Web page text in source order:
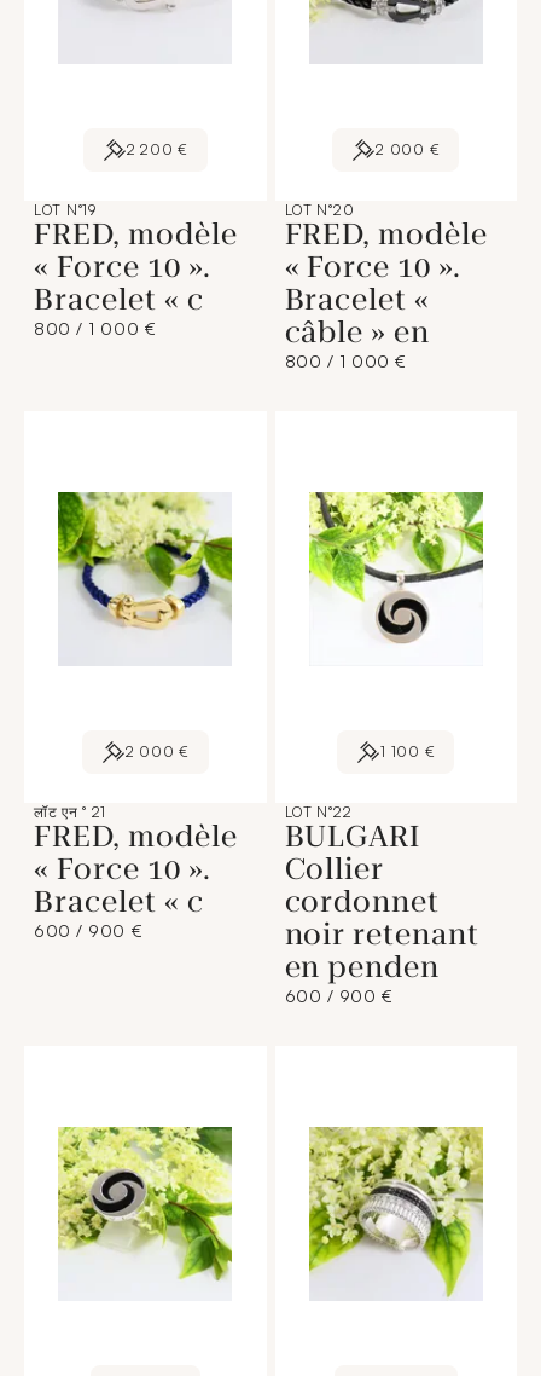
2 200 €
LOT N°19
FRED, modèle
« Force 10 ».
Bracelet « c
800 / 1 000 €
2 000 €
LOT N°20
FRED, modèle
« Force 10 ».
Bracelet «
câble » en
800 / 1 000 €
2 000 €
लॉट एन ° 21
FRED, modèle
« Force 10 ».
Bracelet « c
600 / 900 €
1 100 €
LOT N°22
BULGARI
Collier
cordonnet
noir retenant
en penden
600 / 900 €